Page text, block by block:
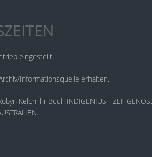
eingestellt.
Informationsquelle erhalten.
Kelch ihr Buch INDIGENIUS -